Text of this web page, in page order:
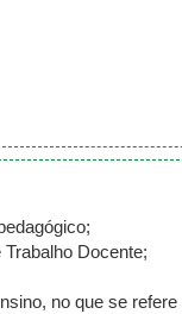
Docente;
no que se